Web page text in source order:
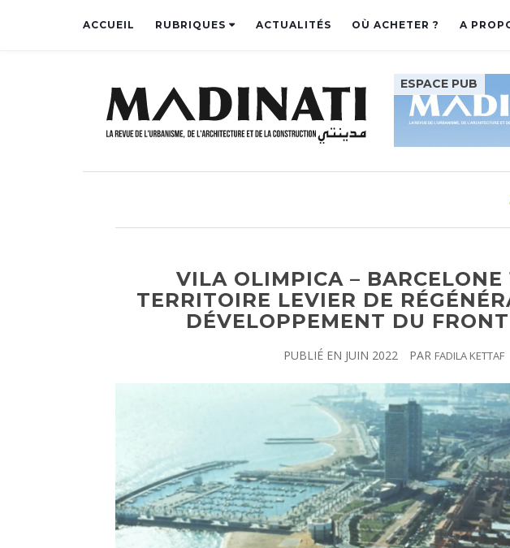
ACCUEIL RUBRIQUES ACTUALITÉS OÙ ACHETER ? A
VILA OLIMPICA – BARCELONE
TERRITOIRE LEVIER DE
DÉVELOPPEMENT DU
PUBLIÉ EN JUIN 2022 PAR FADILA KETTAF